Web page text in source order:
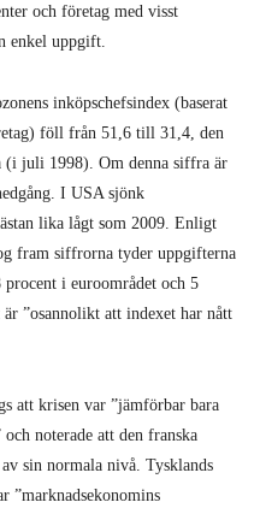
och företag med visst
enkel uppgift.
inköpschefsindex (baserat
föll från 51,6 till 31,4, den
(i juli 1998). Om denna siffra är
I USA sjönk
lika lågt som 2009. Enligt
fram siffrorna tyder uppgifterna
i euroområdet och 5
”osannolikt att indexet har nått
att krisen var ”jämförbar bara
noterade att den franska
sin normala nivå. Tysklands
”marknadsekonomins